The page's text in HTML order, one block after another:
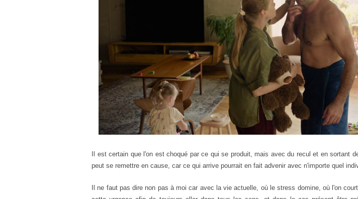
Il est certain que l'on est choqué par ce qui se produit, mais avec du recul et en sortant
peut se remettre en cause, car ce qui arrive pourrait en fait advenir avec n'importe quel
Il ne faut pas dire non pas à moi car avec la vie actuelle, où le stress domine, où l'on